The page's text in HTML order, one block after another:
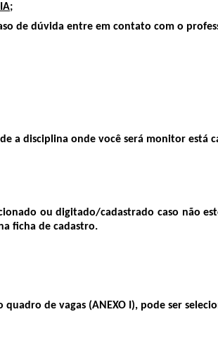
;
de dúvida entre em contato com o
a disciplina onde você será monitor
ou digitado/cadastrado caso não
ficha de cadastro.
de vagas (ANEXO I), pode ser